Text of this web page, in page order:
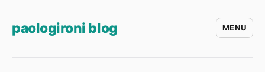
paologironi blog MENU